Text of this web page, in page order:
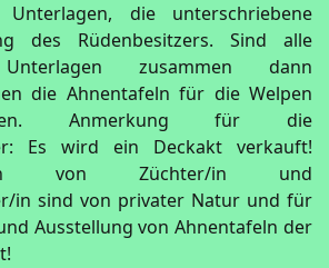
die unterschriebene
des Rüdenbesitzers. Sind alle
zusammen dann
die Ahnentafeln für die Welpen
Anmerkung für die
Es wird ein Deckakt verkauft!
von Züchter/in und
in sind von privater Natur und für
Ausstellung von Ahnentafeln der